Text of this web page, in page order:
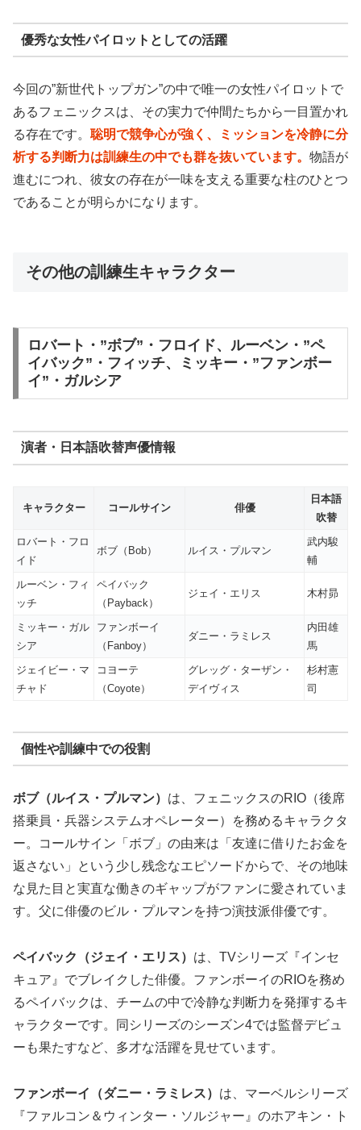
優秀な女性パイロットとしての活躍
今回の”新世代トップガン”の中で唯一の女性パイロットで
あるフェニックスは、その実力で仲間たちから一目置かれ
る存在です。 聡明で競争心が強く、ミッションを冷静に分
析する判断力は訓練生の中でも群を抜いています。 物語が
進むにつれ、彼女の存在が一味を支える重要な柱のひとつ
であることが明らかになります。
その他の訓練生キャラクター
ロバート・”ボブ”・フロイド、ルーベン・”ペ
イバック”・フィッチ、ミッキー・”ファンボー
イ”・ガルシア
演者・日本語吹替声優情報
キャラクター コールサイン 俳優
日本語
吹替
ロバート・フロ
イド
ボブ（Bob） ルイス・プルマン
武内駿
輔
ルーベン・フィ
ッチ
ペイバック
（Payback）
ジェイ・エリス 木村昴
ミッキー・ガル
シア
ファンボーイ
（Fanboy）
ダニー・ラミレス
内田雄
馬
ジェイビー・マ
チャド
コヨーテ
（Coyote）
グレッグ・ターザン・
デイヴィス
杉村憲
司
個性や訓練中での役割
ボブ（ルイス・プルマン） は、フェニックスのRIO（後席
搭乗員・兵器システムオペレーター）を務めるキャラクタ
ー。コールサイン「ボブ」の由来は「友達に借りたお金を
返さない」という少し残念なエピソードからで、その地味
な見た目と実直な働きのギャップがファンに愛されていま
す。父に俳優のビル・プルマンを持つ演技派俳優です。
ペイバック（ジェイ・エリス） は、TVシリーズ『インセ
キュア』でブレイクした俳優。ファンボーイのRIOを務め
るペイバックは、チームの中で冷静な判断力を発揮するキ
ャラクターです。同シリーズのシーズン4では監督デビュ
ーも果たすなど、多才な活躍を見せています。
ファンボーイ（ダニー・ラミレス） は、マーベルシリーズ
『ファルコン＆ウィンター・ソルジャー』のホアキン・ト